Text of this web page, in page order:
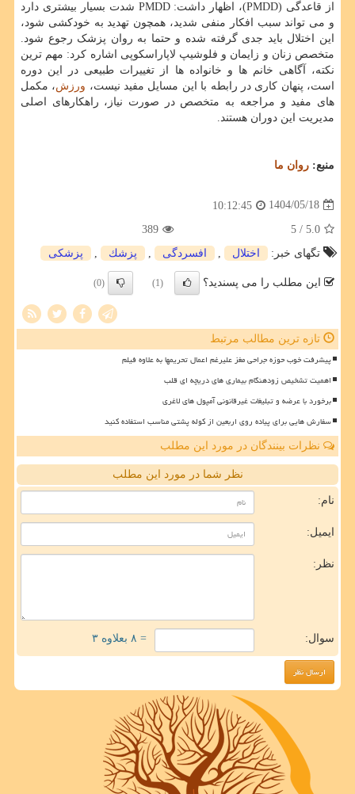
از قاعدگی (PMDD)، اظهار داشت: PMDD شدت بسیار بیشتری دارد
و می تواند سبب افکار منفی شدید، همچون تهدید به خودکشی شود،
این اختلال باید جدی گرفته شده و حتما به روان پزشک رجوع شود.
متخصص زنان و زایمان و فلوشیپ لاپاراسکوپی اشاره کرد: مهم ترین
نکته، آگاهی خانم ها و خانواده ها از تغییرات طبیعی در این دوره
است، پنهان کاری در رابطه با این مسایل مفید نیست، ورزش، مکمل
های مفید و مراجعه به متخصص در صورت نیاز، راهکارهای اصلی
مدیریت این دوران هستند.
منبع: روان ما
1404/05/18
10:12:45
5.0
/ 5
389
تگهای خبر:
اختلال افسردگی پزشك پزشكی
این مطلب را می پسندید؟ (1)
(0)
تازه ترین مطالب مرتبط
پیشرفت خوب حوزه جراحی مغز علیرغم اعمال تحریمها به علاوه فیلم
اهمیت تشخیص زودهنگام بیماری های دریچه ای قلب
برخورد با عرضه و تبلیغات غیرقانونی آمپول های لاغری
سفارش هایی برای پیاده روی اربعین از کوله پشتی مناسب استفاده کنید
نظرات بینندگان در مورد این مطلب
نظر شما در مورد این مطلب
نام:
ایمیل:
نظر:
سوال: = ۸ بعلاوه ۳